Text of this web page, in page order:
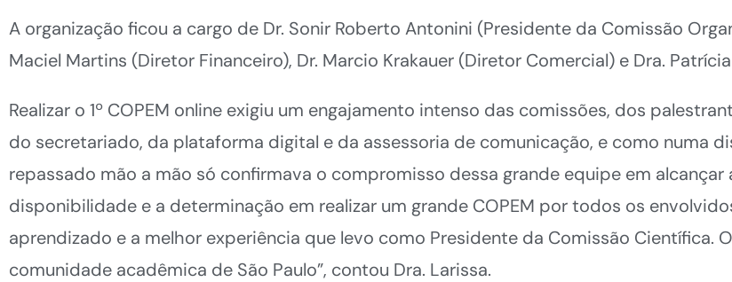
A organização ficou a cargo de Dr. Sonir Roberto Antonini (Presidente da Comissão
Maciel Martins (Diretor Financeiro), Dr. Marcio Krakauer (Diretor Comercial) e Dra.
Realizar o 1º COPEM online exigiu um engajamento intenso das comissões, dos
do secretariado, da plataforma digital e da assessoria de comunicação, e como numa
repassado mão a mão só confirmava o compromisso dessa grande equipe em alcançar
disponibilidade e a determinação em realizar um grande COPEM por todos os
aprendizado e a melhor experiência que levo como Presidente da Comissão Científica.
comunidade acadêmica de São Paulo”, contou Dra. Larissa.